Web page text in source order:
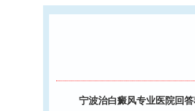
宁波治白癜风专业医院回